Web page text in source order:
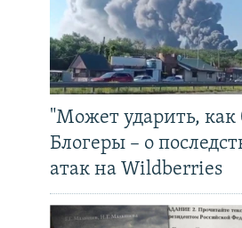
"Может ударить, как
Блогеры – о
атак на Wildberries